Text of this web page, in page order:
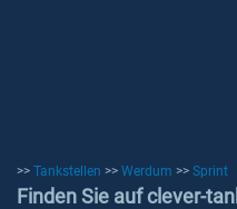
>> Tankstellen >> Werdum >> Sprint
Finden Sie auf clever-